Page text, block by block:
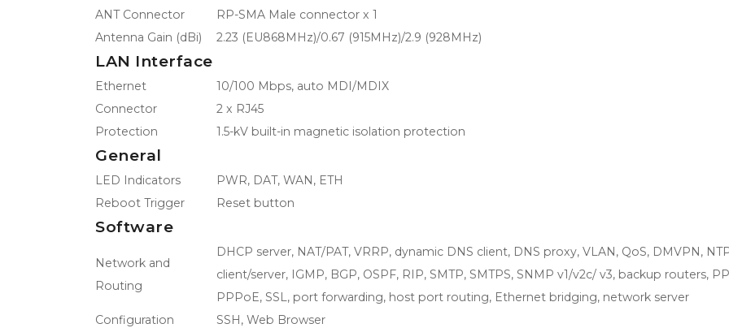
ANT Connector
RP-SMA Male connector x 1
Antenna Gain (dBi)
2.23 (EU868MHz)/0.67 (915MHz)/2.9 (928MHz)
LAN Interface
Ethernet
10/100 Mbps, auto MDI/MDIX
Connector
2 x RJ45
Protection
1.5-kV built-in magnetic isolation protection
General
LED Indicators
PWR, DAT, WAN, ETH
Reboot Trigger
Reset button
Software
Network and
Routing
DHCP server, NAT/PAT, VRRP, dynamic DNS client, DNS proxy, VLAN, QoS, DMVPN,
client/server, IGMP, BGP, OSPF, RIP, SMTP, SMTPS, SNMP v1/v2c/ v3, backup routers,
PPPoE, SSL, port forwarding, host port routing, Ethernet bridging, network server
Configuration
SSH, Web Browser